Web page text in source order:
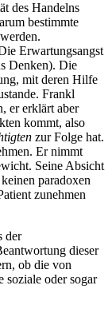
des Handelns
bestimmte
Erwartungsangst
Denken). Die
mit deren Hilfe
Frankl
er erklärt aber
kommt, also
zur Folge hat.
Er nimmt
Seine Absicht
paradoxen
zunehmen
der
dieser
ob die von
soziale oder sogar